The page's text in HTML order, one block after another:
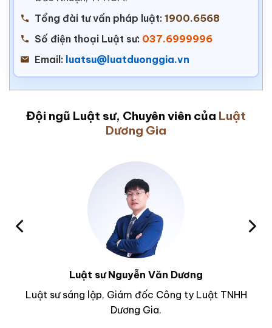
Tổng đài tư vấn pháp luật: 1900.6568
Số điện thoại Luật sư: 037.6999996
Email: luatsu@luatduonggia.vn
Đội ngũ Luật sư, Chuyên viên của Luật
Dương Gia
Luật sư Nguyễn Văn Dương
Luật sư sáng lập, Giám đốc Công ty Luật TNHH
Dương Gia.